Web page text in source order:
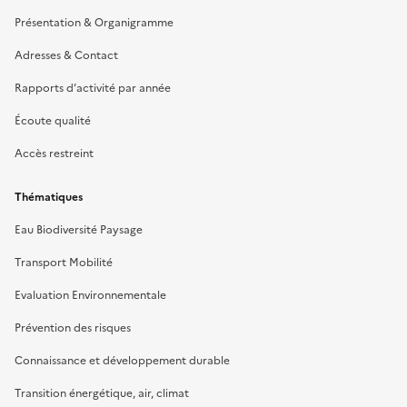
Présentation & Organigramme
Adresses & Contact
Rapports d’activité par année
Écoute qualité
Accès restreint
Thématiques
Eau Biodiversité Paysage
Transport Mobilité
Evaluation Environnementale
Prévention des risques
Connaissance et développement durable
Transition énergétique, air, climat